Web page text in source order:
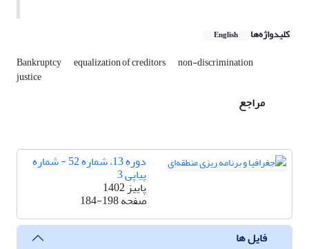
کلیدواژه‌ها English
Bankruptcy equalization of creditors non-discrimination
justice
مراجع
دوره 13، شماره 52 - شماره
پیاپی 3
پاییز 1402
صفحه184-198
فایل ها